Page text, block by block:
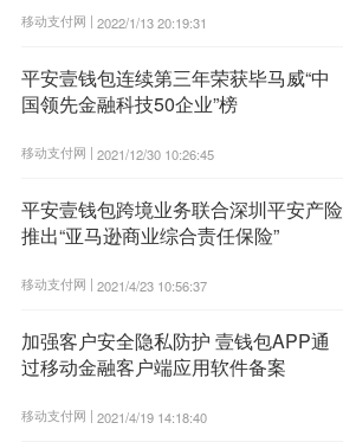
移动支付网 | 2022/1/13 20:19:31
平安壹钱包连续第三年荣获毕马威“中
国领先金融科技50企业”榜
移动支付网 | 2021/12/30 10:26:45
平安壹钱包跨境业务联合深圳平安产险
推出“亚马逊商业综合责任保险”
移动支付网 | 2021/4/23 10:56:37
加强客户安全隐私防护 壹钱包APP通
过移动金融客户端应用软件备案
移动支付网 | 2021/4/19 14:18:40